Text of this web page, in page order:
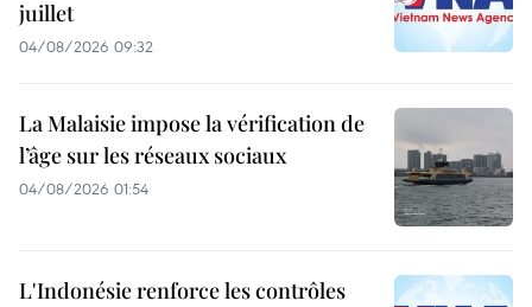
juillet
04/08/2026 09:32
La Malaisie impose la vérification de
l’âge sur les réseaux sociaux
04/08/2026 01:54
L'Indonésie renforce les contrôles